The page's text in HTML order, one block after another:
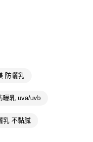
成結帳。
的連結，可透過四大超商／
，請聯繫「AFTEE先享後付
將交易相關給付款項請求債
防曬乳
曬乳 uva/uvb
乳 不黏膩